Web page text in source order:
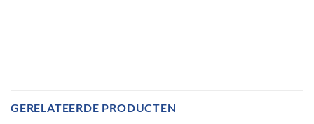
GERELATEERDE PRODUCTEN